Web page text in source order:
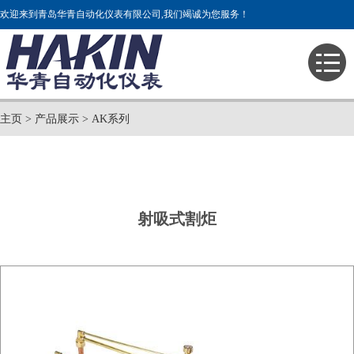
欢迎来到青岛华青自动化仪表有限公司,我们竭诚为您服务！
主页 > 产品展示 > AK系列
射吸式割炬